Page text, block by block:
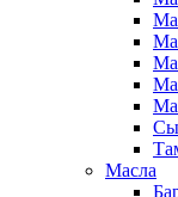
Масла